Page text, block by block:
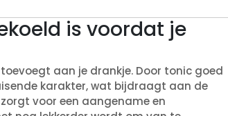
is voordat je
aan je drankje. Door tonic goed
karakter, wat bijdraagt aan de
voor een aangename en